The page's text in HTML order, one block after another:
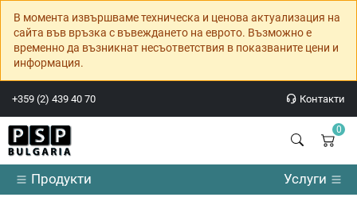
В момента извършваме техническа и ценова актуализация на
сайта във връзка с въвеждането на еврото. Възможно е
временно да възникнат несъответствия в показваните цени и
информация.
+359 (2) 439 40 70 Контакти
0
Продукти Услуги